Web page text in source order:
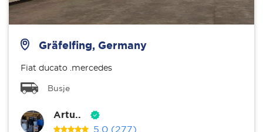
Gräfelfing, Germany
Fiat ducato .mercedes
Busje
Artu..
5.0 (277)